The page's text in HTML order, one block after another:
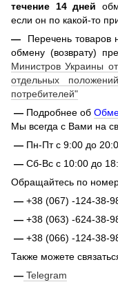
течение 14 дней
если он по какой-то
—
Перечень товаров
обмену (возврату)
Министров Украины
отдельных
потребителей"
— Подробнее об
Мы всегда с Вами на
— Пн-Пт с 9:00 до
— Сб-Вс с 10:00 до
Обращайтесь по
— +38 (067) -124-38-
— +38 (063) -624-38-
— +38 (066) -124-38-
Также можете
— Telegram